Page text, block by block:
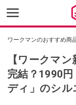
ワークマンのおすすめ商
【ワークマ
完結？1990
ディ」のシル